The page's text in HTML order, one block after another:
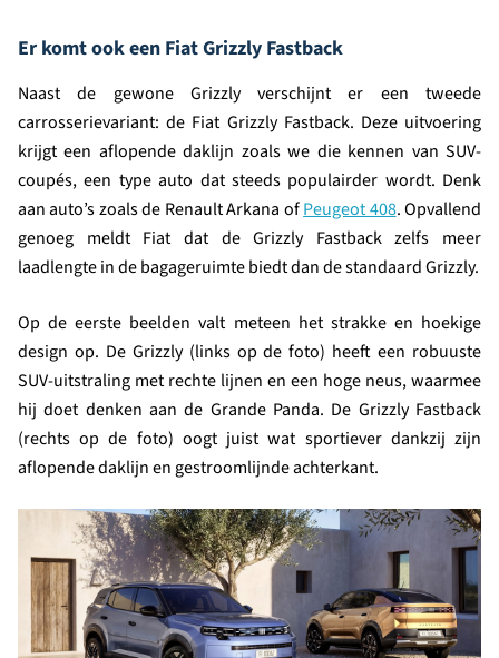
Er komt ook een Fiat Grizzly Fastback
Naast de gewone Grizzly verschijnt er een tweede
carrosserievariant: de Fiat Grizzly Fastback. Deze uitvoering
krijgt een aflopende daklijn zoals we die kennen van SUV-
coupés, een type auto dat steeds populairder wordt. Denk
aan auto’s zoals de Renault Arkana ofPeugeot 408. Opvallend
genoeg meldt Fiat dat de Grizzly Fastback zelfs meer
laadlengte in de bagageruimte biedt dan de standaard Grizzly.
Op de eerste beelden valt meteen het strakke en hoekige
design op. De Grizzly (links op de foto) heeft een robuuste
SUV-uitstraling met rechte lijnen en een hoge neus, waarmee
hij doet denken aan de Grande Panda. De Grizzly Fastback
(rechts op de foto) oogt juist wat sportiever dankzij zijn
aflopende daklijn en gestroomlijnde achterkant.